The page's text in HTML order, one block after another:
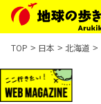
TOP 日本 北海道